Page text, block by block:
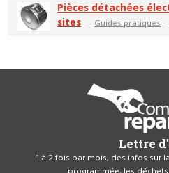
Pièces détachées
sites — Guides pratiques
Lettre
1 à 2 fois par mois, des infos sur